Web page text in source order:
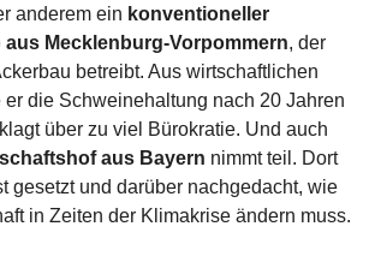
anderem ein konventioneller
aus Mecklenburg-Vorpommern, der
betreibt. Aus wirtschaftlichen
er die Schweinehaltung nach 20 Jahren
über zu viel Bürokratie. Und auch
aus Bayern nimmt teil. Dort
gesetzt und darüber nachgedacht, wie
in Zeiten der Klimakrise ändern muss.